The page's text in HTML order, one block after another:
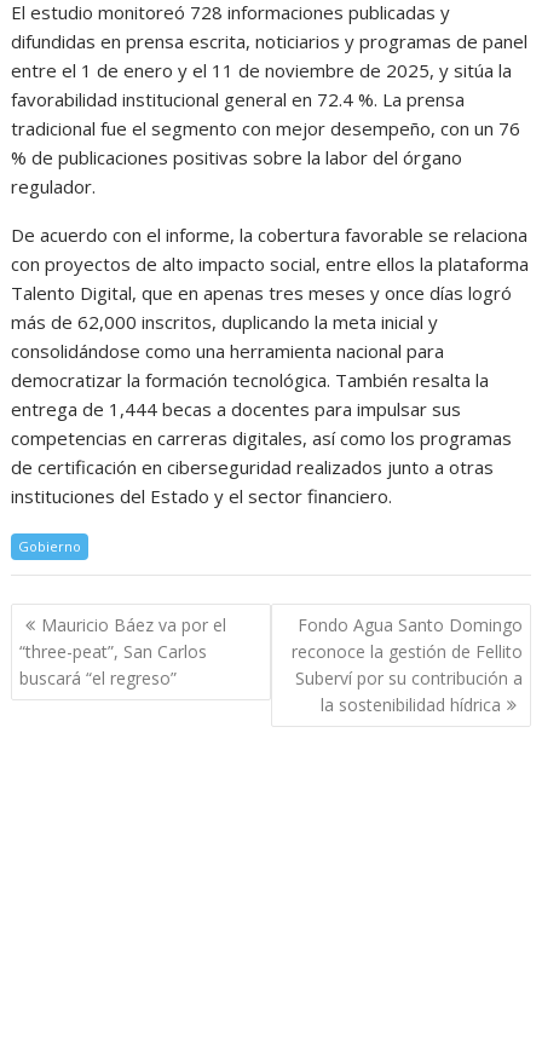
El estudio monitoreó 728 informaciones publicadas y
difundidas en prensa escrita, noticiarios y programas de panel
entre el 1 de enero y el 11 de noviembre de 2025, y sitúa la
favorabilidad institucional general en 72.4 %. La prensa
tradicional fue el segmento con mejor desempeño, con un 76
% de publicaciones positivas sobre la labor del órgano
regulador.
De acuerdo con el informe, la cobertura favorable se relaciona
con proyectos de alto impacto social, entre ellos la plataforma
Talento Digital, que en apenas tres meses y once días logró
más de 62,000 inscritos, duplicando la meta inicial y
consolidándose como una herramienta nacional para
democratizar la formación tecnológica. También resalta la
entrega de 1,444 becas a docentes para impulsar sus
competencias en carreras digitales, así como los programas
de certificación en ciberseguridad realizados junto a otras
instituciones del Estado y el sector financiero.
Gobierno
Navegación
de
entradas
Mauricio Báez va por el
“three-peat”, San Carlos
buscará “el regreso”
Fondo Agua Santo Domingo
reconoce la gestión de Fellito
Suberví por su contribución a
la sostenibilidad hídrica